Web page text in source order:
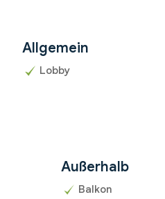
Allgemein
Lobby
Außerhalb
Balkon